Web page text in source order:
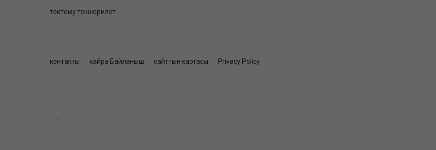
токтому текшерилет
контакты кайра Байланыш сайттын картасы Privacy Policy